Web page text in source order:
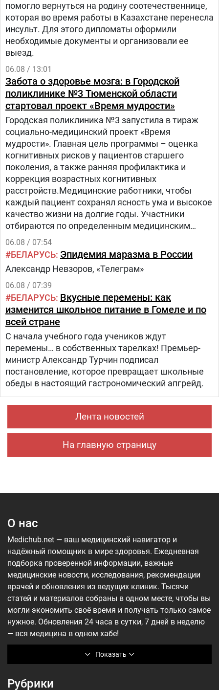
помогло вернуться на родину соотечественнице,
которая во время работы в Казахстане перенесла
инсульт. Для этого дипломаты оформили
необходимые документы и организовали ее
выезд.
06.08 / 13:01
Забота о здоровье мозга: в Городской
поликлинике №3 Тюменской области
стартовал проект «Время мудрости»
Городская поликлиника №3 запустила в тираж
социально-медицинский проект «Время
мудрости». Главная цель программы – оценка
когнитивных рисков у пациентов старшего
поколения, а также ранняя профилактика и
коррекция возрастных когнитивных
расстройств.Медицинские работники, чтобы
каждый пациент сохранял ясность ума и высокое
качество жизни на долгие годы. Участники
отбираются по определенным медицинским
критериям из числа прикрепленного к
поликлинике населения.Путь в проекте состоит
из трех этапов:1.
06.08 / 07:54
БЕЛАРУСЬ Эпидемия маразма в России
Александр Невзоров, «Телеграм»
06.08 / 07:39
БЕЛАРУСЬ Вкусные перемены: как
изменится школьное питание в Гомеле и по
всей стране
С начала учебного года учеников ждут
перемены… в собственных тарелках! Премьер-
министр Александр Турчин подписал
постановление, которое превращает школьные
обеды в настоящий гастрономический апгрейд.
Лента новостей
На главную страницу
О нас
Показать
Medichub.net — ваш медицинский навигатор и
надёжный помощник в мире здоровья. Ежедневная
подборка проверенной информации, важные
медицинские новости, исследования, рекомендации
врачей и обновления из ведущих клиник. Тысячи
статей и материалов собраны в одном месте, чтобы вы
могли экономить своё время и получать только самое
нужное. Обновления 24 часа в сутки, 7 дней в неделю
— вся медицина в одном хабе!
Рубрики